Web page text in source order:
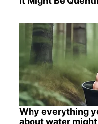
Why everything
about water